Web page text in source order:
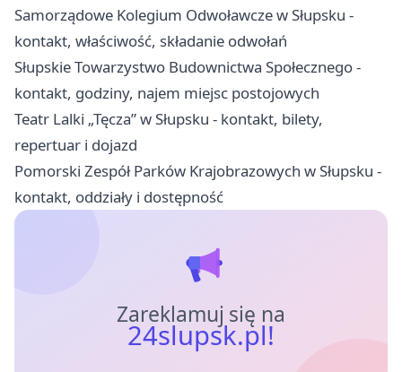
Samorządowe Kolegium Odwoławcze w Słupsku -
kontakt, właściwość, składanie odwołań
Słupskie Towarzystwo Budownictwa Społecznego -
kontakt, godziny, najem miejsc postojowych
Teatr Lalki „Tęcza” w Słupsku - kontakt, bilety,
repertuar i dojazd
Pomorski Zespół Parków Krajobrazowych w Słupsku -
kontakt, oddziały i dostępność
Zareklamuj się na
24slupsk.pl!